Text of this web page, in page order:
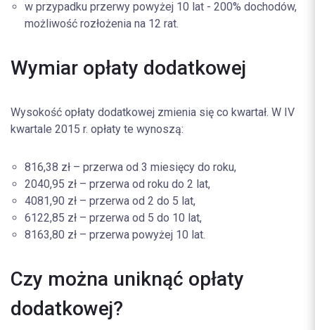
w przypadku przerwy powyżej 10 lat - 200% dochodów,
możliwość rozłożenia na 12 rat.
Wymiar opłaty dodatkowej
Wysokość opłaty dodatkowej zmienia się co kwartał. W IV
kwartale 2015 r. opłaty te wynoszą:
816,38 zł – przerwa od 3 miesięcy do roku,
2040,95 zł – przerwa od roku do 2 lat,
4081,90 zł – przerwa od 2 do 5 lat,
6122,85 zł – przerwa od 5 do 10 lat,
8163,80 zł – przerwa powyżej 10 lat.
Czy można uniknąć opłaty
dodatkowej?